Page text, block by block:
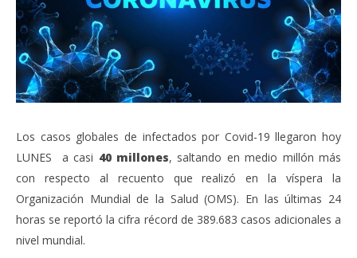
Los casos globales de infectados por Covid-19 llegaron hoy
LUNES a casi 40 millones, saltando en medio millón más
con respecto al recuento que realizó en la víspera la
Organización Mundial de la Salud (OMS). En las últimas 24
horas se reportó la cifra récord de 389.683 casos adicionales a
nivel mundial.